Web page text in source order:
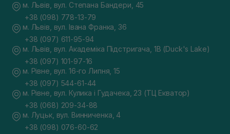
м. Львів, вул. Степана Бандери, 45
+38 (098) 778-13-79
м. Львів, вул. Івана Франка, 36
+38 (097) 611-95-94
м. Львів, вул. Академіка Підстригача, 1В (Duck's Lake)
+38 (097) 101-97-16
м. Рівне, вул. 16-го Липня, 15
+38 (097) 544-61-44
м. Рівне, вул. Кулика і Гудачека, 23 (ТЦ Екватор)
+38 (068) 209-34-88
м. Луцьк, вул. Винниченка, 4
+38 (098) 076-60-62